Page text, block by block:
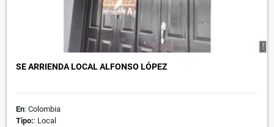
SE ARRIENDA LOCAL ALFONSO LÓPEZ
En: Colombia
Tipo:: Local